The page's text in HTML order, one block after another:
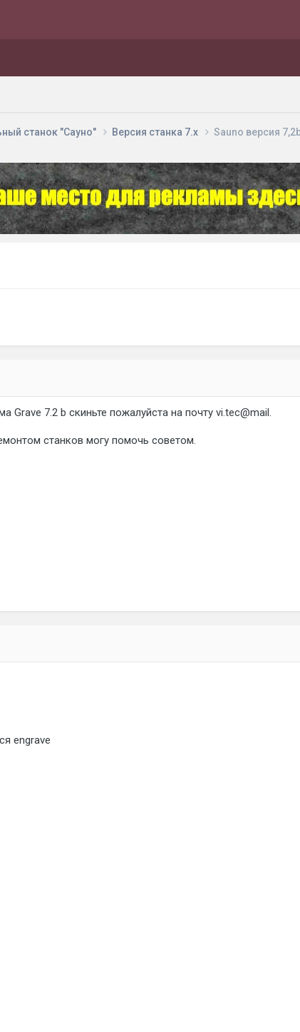
станок "Сауно" Версия станка 7.х Sauno версия
Grave 7.2 b скиньте пожалуйста на почту vi.tec@mail.
станков могу помочь советом.
engrave